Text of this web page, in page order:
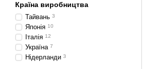
Країна виробництва
Тайвань 3
Японія 10
Італія 12
Україна 7
Нідерланди 3